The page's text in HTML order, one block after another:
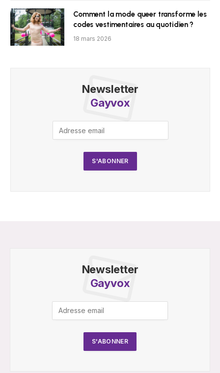
Comment la mode queer transforme les
codes vestimentaires au quotidien ?
18 mars 2026
Newsletter
Gayvox
Newsletter
Gayvox